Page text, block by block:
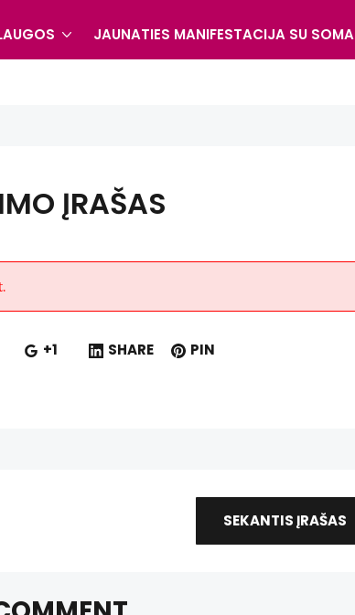
JAUNATIES MANIFESTACIJA SU SOMA
ĮRAŠAS
+1 SHARE PIN
SEKANTIS ĮRAŠAS